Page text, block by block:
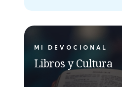
MI DEVOCIONAL
Libros y Cultura